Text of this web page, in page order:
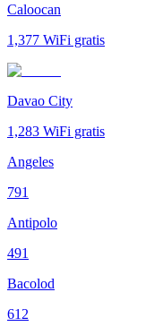
Caloocan
1,377 WiFi gratis
Davao City
1,283 WiFi gratis
Angeles
791
Antipolo
491
Bacolod
612